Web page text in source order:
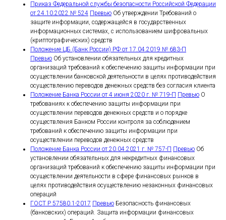
Приказ Федеральной службы безопасности Российской Федерации
от 24.10.2022 № 524 Превью Об утверждении Требований о
защите информации, содержащейся в государственных
информационных системах, с использованием шифровальных
(криптографических) средств
Положение ЦБ (Банк России) РФ от 17.04.2019 № 683-П
Превью Об установлении обязательных для кредитных
организаций требований к обеспечению защиты информации при
осуществлении банковской деятельности в целях противодействия
осуществлению переводов денежных средств без согласия клиента
Положение Банка России от 4 июня 2020 г. № 719-П Превью О
требованиях к обеспечению защиты информации при
осуществлении переводов денежных средств и о порядке
осуществления Банком России контроля за соблюдением
требований к обеспечению защиты информации при
осуществлении переводов денежных средств
Положение Банка России от 20.04.2021 г. № 757-П Превью Об
установлении обязательных для некредитных финансовых
организаций требований к обеспечению защиты информации при
осуществлении деятельности в сфере финансовых рынков в
целях противодействия осуществлению незаконных финансовых
операций
ГОСТ Р 57580.1-2017 Превью Безопасность финансовых
(банковских) операций. Защита информации финансовых